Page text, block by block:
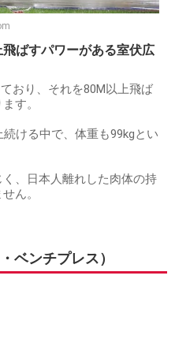
ばすパワーがある室伏広